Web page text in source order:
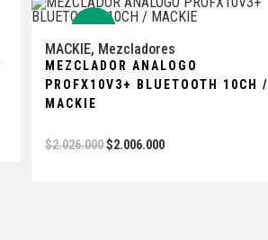
MACKIE, Mezcladores
MEZCLADOR ANALOGO
PROFX10V3+ BLUETOOTH 10CH /
MACKIE
$2.026.000$2.006.000